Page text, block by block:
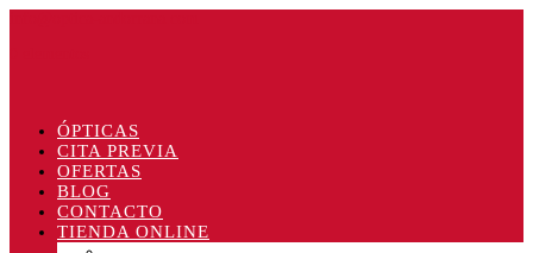
ÓPTICAS
CITA PREVIA
OFERTAS
BLOG
CONTACTO
TIENDA ONLINE